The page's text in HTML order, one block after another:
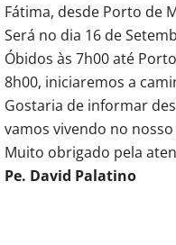
Fátima, desde Porto de
Será no dia 16 de
Óbidos às 7h00 até
8h00, iniciaremos a
Gostaria de informar
vamos vivendo no
Muito obrigado pela
Pe. David Palatino